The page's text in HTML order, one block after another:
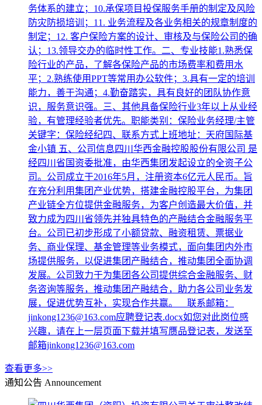
务体系的建立；10.承保项目投保服务手册的制定及风险
防灾防损培训；11. 业务流程及各业务相关的规章制度的
制定；12. 客户保险方案的设计、审核及与保险公司的确
认；13.领导交办的临时性工作。二、专业技能1.熟悉保
险行业的产品，了解各保险产品的市场费率和费用水
平；2.熟练使用PPT等常用办公软件；3.具有一定的培训
能力，善于沟通；4.勤奋踏实，具有良好的团队协作意
识，服务意识强。三、其他具备保险行业3年以上从业经
验，有管理经验者优先。职能类别：保险业务经理/主管
关键字：保险经纪四、联系方式上班地址：天府国际基
金小镇 五、公司信息四川华西金融控股股份有限公司 是
经四川省国资委批准，由华西集团发起设立的全资子公
司。公司成立于2016年5月，注册资本6亿元人民币。旨
在充分利用集团产业优势，搭建金融控股平台，为集团
产业链全方位提供金融服务，为客户创造最大价值，并
致力成为四川省领先并独具特色的产融结合金融服务平
台。公司已初步形成了小额贷款、融资租赁、票据业
务、商业保理、基金管理等业务模式，面向集团内外市
场提供服务，以促进集团产融结合，推动集团全面协调
发展。公司致力于为集团各公司提供综合金融服务、财
务咨询等服务，推动集团产融结合，助力各公司业务发
展，促进优势互补，实现合作共赢。 联系邮箱：
jinkong1236@163.com应聘登记表.docx如您对此岗位感
兴趣，请在上一层页面下载并填写赝品登记表，发送至
邮箱jinkong1236@163.com
查看更多>>
通知公告 Announcement